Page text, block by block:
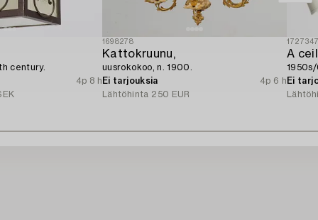
century.
4p 8 h
1698278
Kattokruunu,
uusrokokoo, n. 1900.
Ei tarjouksia
4p 6 h
Lähtöhinta 250 EUR
A
Ei